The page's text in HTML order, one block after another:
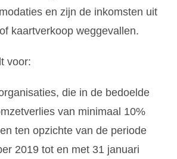
en zijn de inkomsten uit
kaartverkoop weggevallen.
voor:
die in de bedoelde
van minimaal 10%
ten opzichte van de periode
2019 tot en met 31 januari